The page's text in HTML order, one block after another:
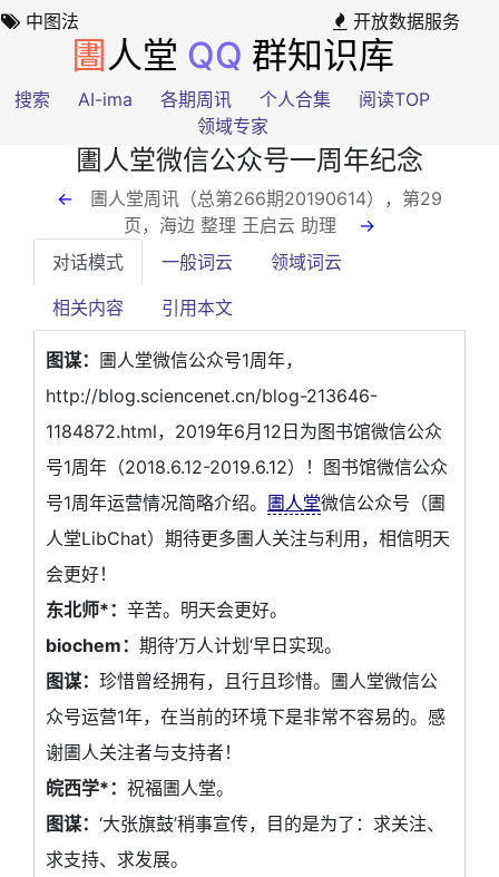
中图法 开放数据服务
圕 人堂 QQ 群知识库
搜索 AI-ima 各期周讯 个人合集
阅读TOP
领域专家
圕人堂微信公众号一周年纪念
←
圕人堂周讯（总第266期20190614），第29
页 ，海边 整理 王启云 助理 →
对话模式
一般词云 领域词云
相关内容 引用本文
图谋： 圕人堂微信公众号1周年，
http://blog.sciencenet.cn/blog-213646-
1184872.html，2019年6月12日为图书馆微信公众
号1周年（2018.6.12-2019.6.12）！图书馆微信公众
号1周年运营情况简略介绍。 圕人堂微信公众号（圕
人堂LibChat）期待更多圕人关注与利用，相信明天
会更好！
东北师*： 辛苦。明天会更好。
biochem： 期待’万人计划‘早日实现。
图谋： 珍惜曾经拥有，且行且珍惜。圕人堂微信公
众号运营1年，在当前的环境下是非常不容易的。感
谢圕人关注者与支持者！
皖西学*： 祝福圕人堂。
图谋： ‘大张旗鼓’稍事宣传，目的是为了：求关注、
求支持、求发展。